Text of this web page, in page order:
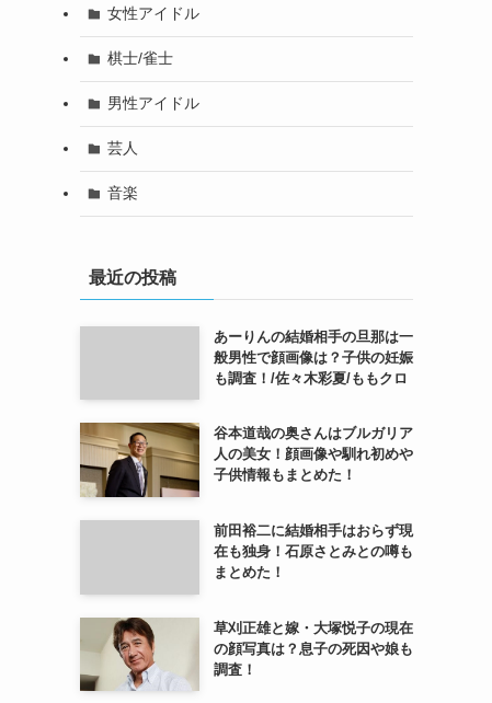
女性アイドル
棋士/雀士
男性アイドル
芸人
音楽
最近の投稿
あーりんの結婚相手の旦那は一
般男性で顔画像は？子供の妊娠
も調査！/佐々木彩夏/ももクロ
谷本道哉の奥さんはブルガリア
人の美女！顔画像や馴れ初めや
子供情報もまとめた！
前田裕二に結婚相手はおらず現
在も独身！石原さとみとの噂も
まとめた！
草刈正雄と嫁・大塚悦子の現在
の顔写真は？息子の死因や娘も
調査！